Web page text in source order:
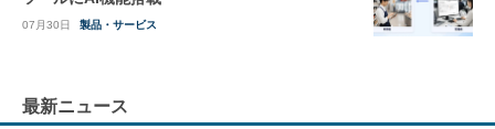
07月30日 製品・サービス
最新ニュース